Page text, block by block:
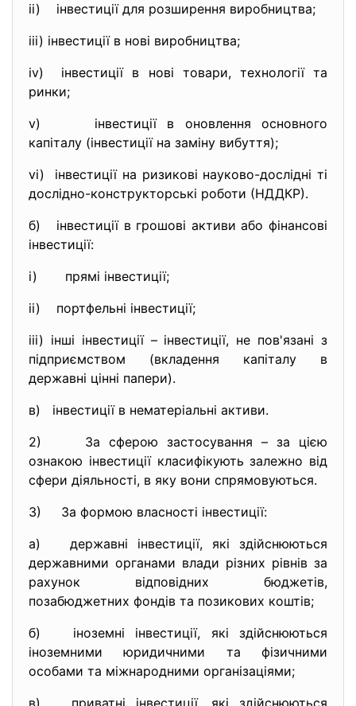
ii) інвестиції для розширення виробництва;
iii) інвестиції в нові виробництва;
iv) інвестиції в нові товари, технології та
ринки;
v) інвестиції в оновлення основного
капіталу (інвестиції на заміну вибуття);
vi) інвестиції на ризикові науково-дослідні ті
дослідно-конструкторські роботи (НДДКР).
б) інвестиції в грошові активи або фінансові
інвестиції:
i) прямі інвестиції;
ii) портфельні інвестиції;
iii) інші інвестиції – інвестиції, не пов'язані з
підприємством (вкладення капіталу в
державні цінні папери).
в) інвестиції в нематеріальні активи.
2) За сферою застосування – за цією
ознакою інвестиції класифікують залежно від
сфери діяльності, в яку вони спрямовуються.
3) За формою власності інвестиції:
а) державні інвестиції, які здійснюються
державними органами влади різних рівнів за
рахунок відповідних бюджетів,
позабюджетних фондів та позикових коштів;
б) іноземні інвестиції, які здійснюються
іноземними юридичними та фізичними
особами та міжнародними організаціями;
в) приватні інвестиції, які здійснюються